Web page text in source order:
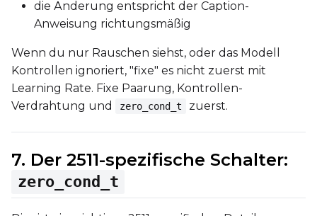
die Änderung entspricht der Caption-
Anweisung richtungsmäßig
Wenn du nur Rauschen siehst, oder das Modell
Kontrollen ignoriert, "fixe" es nicht zuerst mit
Learning Rate. Fixe Paarung, Kontrollen-
Verdrahtung und
zero_cond_t zuerst.
7. Der 2511-spezifische Schalter:
zero_cond_t